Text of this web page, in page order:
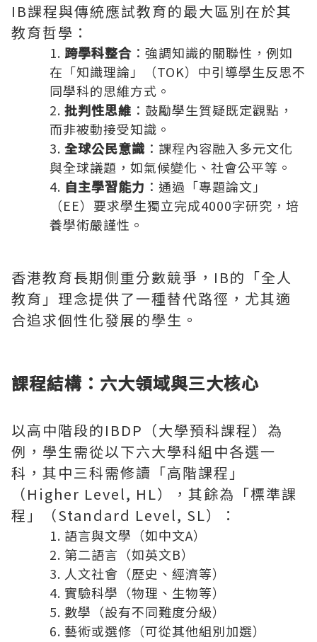
IB課程與傳統應試教育的最大區別在於其
教育哲學：
跨學科整合 ：強調知識的關聯性，例如
在「知識理論」（TOK）中引導學生反思不
同學科的思維方式。
批判性思維 ：鼓勵學生質疑既定觀點，
而非被動接受知識。
全球公民意識 ：課程內容融入多元文化
與全球議題，如氣候變化、社會公平等。
自主學習能力 ：通過「專題論文」
（EE）要求學生獨立完成4000字研究，培
養學術嚴謹性。
香港教育長期側重分數競爭，IB的「全人
教育」理念提供了一種替代路徑，尤其適
合追求個性化發展的學生。
課程結構：六大領域與三大核心
以高中階段的IBDP（大學預科課程）為
例，學生需從以下六大學科組中各選一
科，其中三科需修讀「高階課程」
（Higher Level, HL），其餘為「標準課
程」（Standard Level, SL）：
語言與文學（如中文A）
第二語言（如英文B）
人文社會（歷史、經濟等）
實驗科學（物理、生物等）
數學（設有不同難度分級）
藝術或選修（可從其他組別加選）